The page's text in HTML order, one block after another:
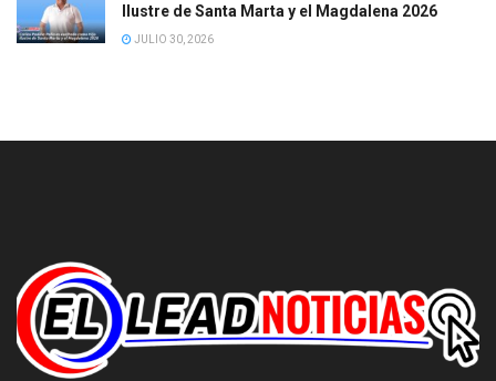
Ilustre de Santa Marta y el Magdalena 2026
JULIO 30, 2026